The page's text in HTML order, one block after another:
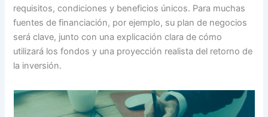
requisitos, condiciones y beneficios únicos. Para muchas
fuentes de financiación, por ejemplo, su plan de negocios
será clave, junto con una explicación clara de cómo
utilizará los fondos y una proyección realista del retorno de
la inversión.